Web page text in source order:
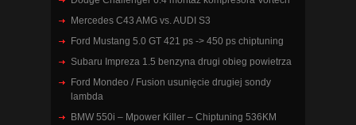
Mercedes C43 AMG vs. AUDI S3
Ford Mustang 5.0 GT 421 ps -> 450 ps chiptuning
Subaru Impreza 1.5 benzyna drugi obieg powietrza
Ford Mondeo / Fusion usunięcie drugiej sondy
lambda
BMW 550i – Mpower Killer – Chiptuning 536KM